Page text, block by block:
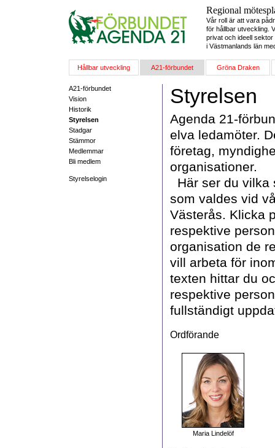
Regional
Vår roll är att vara
för hållbar utveckling.
privat och ideell sektor
i Västmanlands län
Hållbar utveckling A21-förbundet Gröna Draken
A21-förbundet
Vision
Historik
Styrelsen
Stadgar
Stämmor
Medlemmar
Bli medlem
Styrelselogin
Styrelsen
Agenda 21-
elva ledamöter.
företag,
organisationer.
Här ser du vilka
som valdes vid
Västerås. Klicka
respektive
organisation de
vill arbeta för
texten hittar du
respektive
fullständigt
Ordförande
Maria Lindelöf